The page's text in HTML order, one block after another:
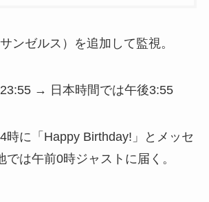
ンゼルス）を追加して監視。
→ 日本時間では午後3:55
時に「Happy Birthday!」とメッセ
は午前0時ジャストに届く。